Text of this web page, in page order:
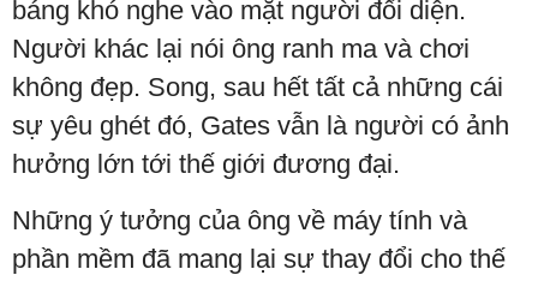
báng khó nghe vào mặt người đối diện.
Người khác lại nói ông ranh ma và chơi
không đẹp. Song, sau hết tất cả những cái
sự yêu ghét đó, Gates vẫn là người có ảnh
hưởng lớn tới thế giới đương đại.
Những ý tưởng của ông về máy tính và
phần mềm đã mang lại sự thay đổi cho thế